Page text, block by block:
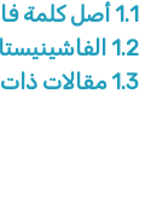
1.1 أصل كلمة
1.2
1.3 مقالات